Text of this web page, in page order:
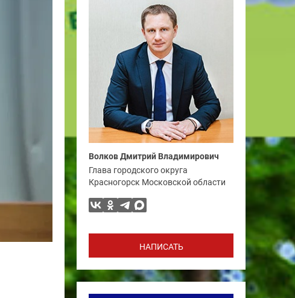
Волков Дмитрий Владимирович
Глава городского округа
Красногорск Московской области
НАПИСАТЬ